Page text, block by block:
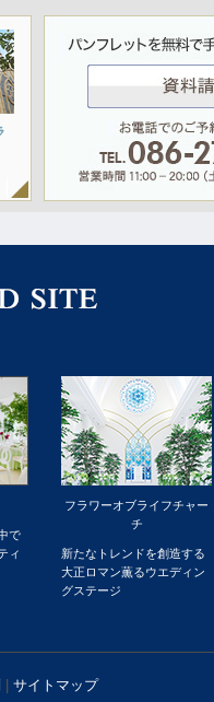
で
ィ
フラワーオブライフチャー
チ
新たなトレンドを創造する
大正ロマン薫るウエディン
グステージ
| サイトマップ